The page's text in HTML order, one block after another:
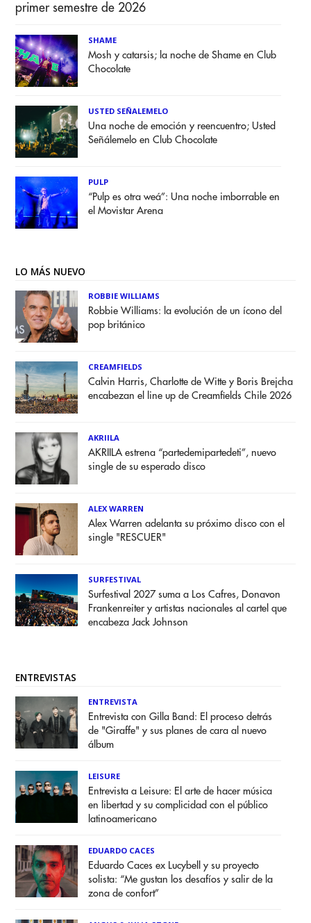
primer semestre de 2026
SHAME
Mosh y catarsis; la noche de Shame en Club
Chocolate
USTED SEÑALEMELO
Una noche de emoción y reencuentro; Usted
Señálemelo en Club Chocolate
PULP
“Pulp es otra weá”: Una noche imborrable en
el Movistar Arena
LO MÁS NUEVO
ROBBIE WILLIAMS
Robbie Williams: la evolución de un ícono del
pop británico
CREAMFIELDS
Calvin Harris, Charlotte de Witte y Boris Brejcha
encabezan el line up de Creamfields Chile 2026
AKRIILA
AKRIILA estrena “partedemipartedeti”, nuevo
single de su esperado disco
ALEX WARREN
Alex Warren adelanta su próximo disco con el
single "RESCUER"
SURFESTIVAL
Surfestival 2027 suma a Los Cafres, Donavon
Frankenreiter y artistas nacionales al cartel que
encabeza Jack Johnson
ENTREVISTAS
ENTREVISTA
Entrevista con Gilla Band: El proceso detrás
de "Giraffe" y sus planes de cara al nuevo
álbum
LEISURE
Entrevista a Leisure: El arte de hacer música
en libertad y su complicidad con el público
latinoamericano
EDUARDO CACES
Eduardo Caces ex Lucybell y su proyecto
solista: “Me gustan los desafíos y salir de la
zona de confort”